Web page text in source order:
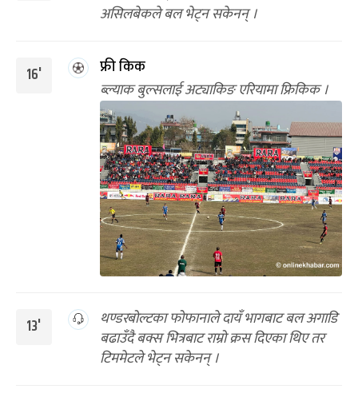
असिलबेकले बल भेट्न सकेनन् ।
16'
फ्री किक
ब्ल्याक बुल्सलाई अट्याकिङ एरियामा फ्रिकिक ।
13'
थण्डरबोल्टका फोफानाले दायँ भागबाट बल अगाडि
बढाउँदै बक्स भित्रबाट राम्रो क्रस दिएका थिए तर
टिममेटले भेट्न सकेनन् ।